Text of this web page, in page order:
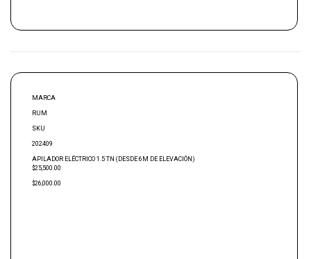
MARCA
RUM
SKU
202409
APILADOR ELÉCTRICO 1.5 TN (DESDE 6M DE ELEVACIÓN)
$25,500.00
$26,000.00